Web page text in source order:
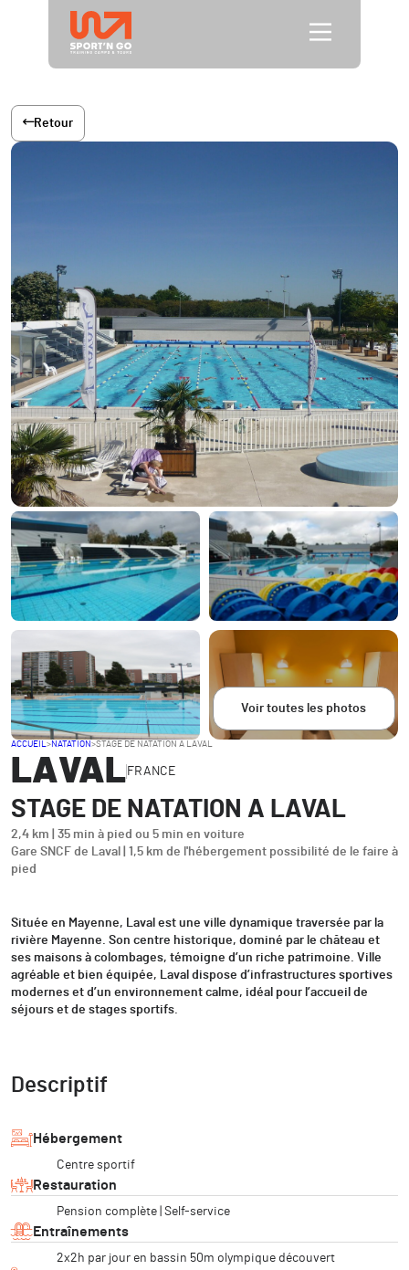
Retour
Voir toutes les photos
ACCUEIL>NATATION>STAGE DE NATATION A LAVAL
LAVAL FRANCE
STAGE DE NATATION A LAVAL
2,4 km | 35 min à pied ou 5 min en voiture
Gare SNCF de Laval | 1,5 km de l'hébergement possibilité de le faire à
pied
Située en Mayenne, Laval est une ville dynamique traversée par la
rivière Mayenne. Son centre historique, dominé par le château et
ses maisons à colombages, témoigne d’un riche patrimoine. Ville
agréable et bien équipée, Laval dispose d’infrastructures sportives
modernes et d’un environnement calme, idéal pour l’accueil de
séjours et de stages sportifs.
Descriptif
Hébergement
Centre sportif
Restauration
Pension complète | Self-service
Entraînements
2x2h par jour en bassin 50m olympique découvert